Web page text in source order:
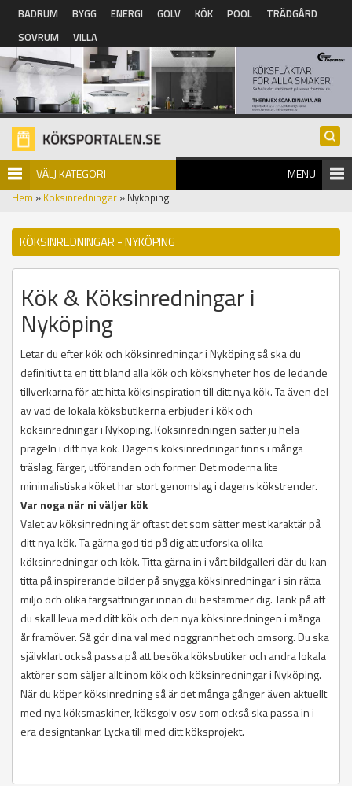
Hoppa till huvudinnehåll
BADRUM BYGG ENERGI GOLV KÖK POOL
TRÄDGÅRD
SOVRUM
VILLA
VÄLJ KATEGORI MENU
Hem » Köksinredningar » Nyköping
KÖKSINREDNINGAR - NYKÖPING
Kök & Köksinredningar i
Nyköping
Letar du efter kök och köksinredningar i Nyköping så ska du
definitivt ta en titt bland alla kök och köksnyheter hos de ledande
tillverkarna för att hitta köksinspiration till ditt nya kök. Ta även del
av vad de lokala köksbutikerna erbjuder i kök och
köksinredningar i Nyköping. Köksinredningen sätter ju hela
prägeln i ditt nya kök. Dagens köksinredningar finns i många
träslag, färger, utföranden och former. Det moderna lite
minimalistiska köket har stort genomslag i dagens kökstrender.
Var noga när ni väljer kök
Valet av köksinredning är oftast det som sätter mest karaktär på
ditt nya kök. Ta gärna god tid på dig att utforska olika
köksinredningar och kök. Titta gärna in i vårt bildgalleri där du kan
titta på inspirerande bilder på snygga köksinredningar i sin rätta
miljö och olika färgsättningar innan du bestämmer dig. Tänk på att
du skall leva med ditt kök och den nya köksinredningen i många
år framöver. Så gör dina val med noggrannhet och omsorg. Du ska
självklart också passa på att besöka köksbutiker och andra lokala
aktörer som säljer allt inom kök och köksinredningar i Nyköping.
När du köper köksinredning så är det många gånger även aktuellt
med nya köksmaskiner, köksgolv osv som också ska passa in i
era designtankar. Lycka till med ditt köksprojekt.